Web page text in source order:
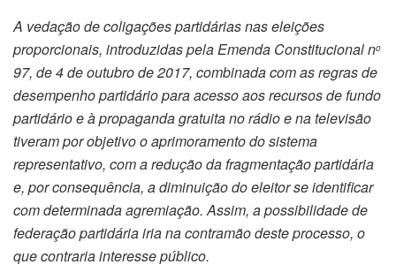
A vedação de coligações partidárias nas eleições
proporcionais, introduzidas pela Emenda Constitucional no
97, de 4 de outubro de 2017, combinada com as regras de
desempenho partidário para acesso aos recursos de fundo
partidário e à propaganda gratuita no rádio e na televisão
tiveram por objetivo o aprimoramento do sistema
representativo, com a redução da fragmentação partidária
e, por consequência, a diminuição do eleitor se identificar
com determinada agremiação. Assim, a possibilidade de
federação partidária iria na contramão deste processo, o
que contraria interesse público.